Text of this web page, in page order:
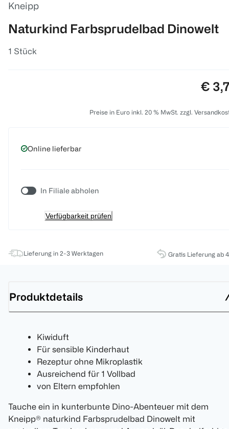
Kneipp
Naturkind Farbsprudelbad Dinowelt
1 Stück
€
Preise in Euro inkl. 20 % MwSt. zzgl.
Online lieferbar
In Filiale abholen
Verfügbarkeit prüfen
Lieferung in 2-3 Werktagen Gratis Lieferung ab
Produktdetails
Kiwiduft
Für sensible Kinderhaut
Rezeptur ohne Mikroplastik
Ausreichend für 1 Vollbad
von Eltern empfohlen
Tauche ein in kunterbunte Dino-Abenteuer mit dem
Kneipp® naturkind Farbsprudelbad Dinowelt mit